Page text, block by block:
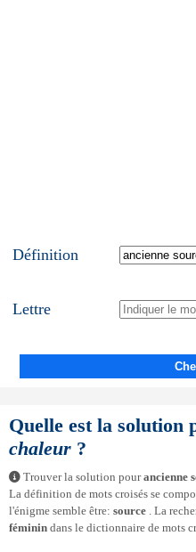
Définition
Lettre
Quelle est la solution
chaleur ?
Trouver la solution pourancienne
La définition de mots croisés se
l'énigme semble être: source . La
féminin dans le dictionnaire de mots